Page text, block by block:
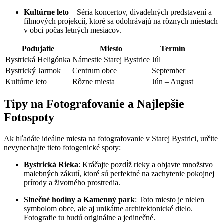
Kultúrne leto – Séria koncertov, divadelných predstavení a
filmových projekcií, ktoré sa odohrávajú na rôznych miestach
v obci počas letných mesiacov.
Podujatie Miesto
Termín
Bystrická Heligónka Námestie Starej Bystrice Júl
Bystrický Jarmok
Centrum obce
September
Kultúrne leto
Rôzne miesta Jún – August
Tipy na Fotografovanie a Najlepšie
Fotospoty
Ak hľadáte ideálne miesta na fotografovanie v Starej Bystrici, určite
nevynechajte tieto fotogenické spoty:
Bystrická Rieka: Kráčajte pozdĺž rieky a objavte množstvo
malebných zákutí, ktoré sú perfektné na zachytenie pokojnej
prírody a životného prostredia.
Slnečné hodiny a Kamenný park: Toto miesto je nielen
symbolom obce, ale aj unikátne architektonické dielo.
Fotografie tu budú originálne a jedinečné.